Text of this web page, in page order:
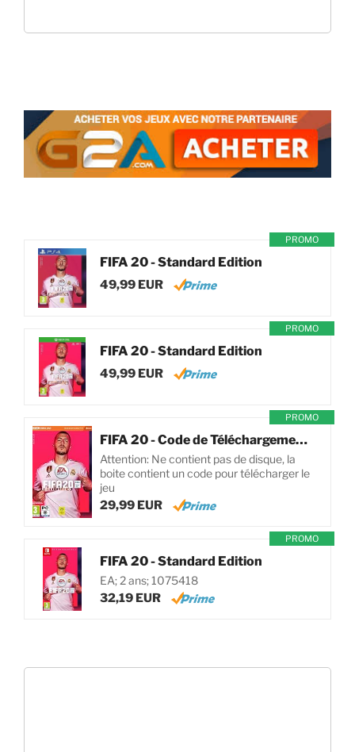
PROMO
FIFA 20 - Standard Edition
49,99 EUR
PROMO
FIFA 20 - Standard Edition
49,99 EUR
PROMO
FIFA 20 - Code de Téléchargement pour PC
Attention: Ne contient pas de disque, la
boite contient un code pour télécharger le
jeu
29,99 EUR
PROMO
FIFA 20 - Standard Edition
EA; 2 ans; 1075418
32,19 EUR